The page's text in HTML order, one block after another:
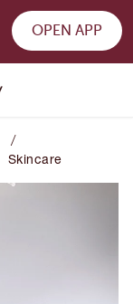
OPEN APP
/
Skincare